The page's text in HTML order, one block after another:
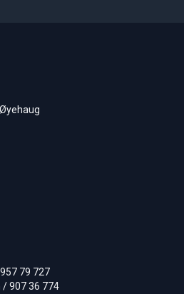
79 727
/ 907 36 774